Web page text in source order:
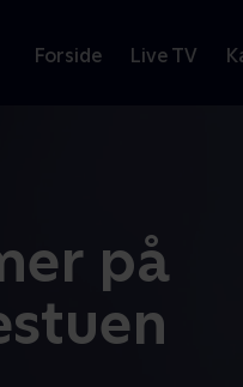
Forside Live TV
på